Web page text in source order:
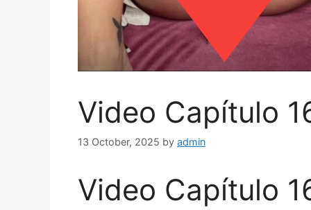
Video Capítulo
13 October, 2025 by admin
Video Capítulo